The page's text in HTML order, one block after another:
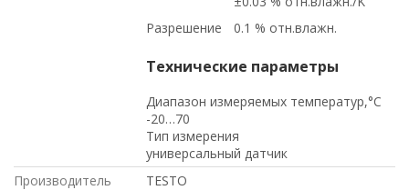
Разрешение
0.1 % отн.влажн.
Технические параметры
Диапазон измеряемых температур,°С
-20…70
Тип измерения
универсальный датчик
Производитель
TESTO